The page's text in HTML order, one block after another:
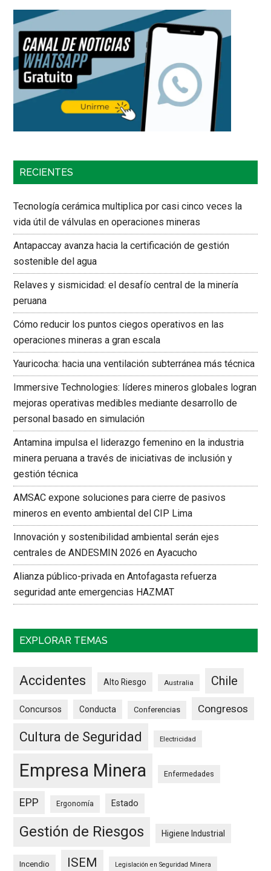
RECIENTES
Tecnología cerámica multiplica por casi cinco veces la
vida útil de válvulas en operaciones mineras
Antapaccay avanza hacia la certificación de gestión
sostenible del agua
Relaves y sismicidad: el desafío central de la minería
peruana
Cómo reducir los puntos ciegos operativos en las
operaciones mineras a gran escala
Yauricocha: hacia una ventilación subterránea más técnica
Immersive Technologies: líderes mineros globales logran
mejoras operativas medibles mediante desarrollo de
personal basado en simulación
Antamina impulsa el liderazgo femenino en la industria
minera peruana a través de iniciativas de inclusión y
gestión técnica
AMSAC expone soluciones para cierre de pasivos
mineros en evento ambiental del CIP Lima
Innovación y sostenibilidad ambiental serán ejes
centrales de ANDESMIN 2026 en Ayacucho
Alianza público-privada en Antofagasta refuerza
seguridad ante emergencias HAZMAT
EXPLORAR TEMAS
Accidentes Alto Riesgo Australia Chile
Concursos Conducta Conferencias Congresos
Cultura de Seguridad Electricidad
Empresa Minera Enfermedades
EPP Ergonomía Estado
Gestión de Riesgos Higiene Industrial
Incendio ISEM Legislación en Seguridad Minera